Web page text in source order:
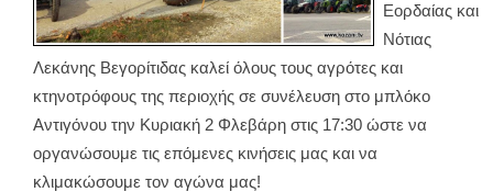
Εορδαίας και
Νότιας
Λεκάνης Βεγορίτιδας καλεί όλους τους αγρότες και
κτηνοτρόφους της περιοχής σε συνέλευση στο μπλόκο
Αντιγόνου την Κυριακή 2 Φλεβάρη στις 17:30 ώστε να
οργανώσουμε τις επόμενες κινήσεις μας και να
κλιμακώσουμε τον αγώνα μας!